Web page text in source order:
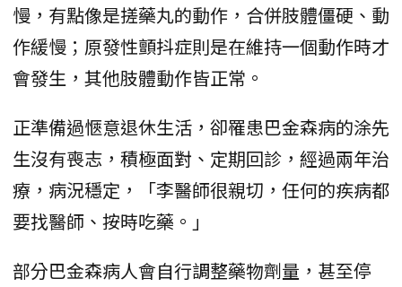
慢，有點像是搓藥丸的動作，合併肢體僵硬、動
作緩慢；原發性顫抖症則是在維持一個動作時才
會發生，其他肢體動作皆正常。
正準備過愜意退休生活，卻罹患巴金森病的涂先
生沒有喪志，積極面對、定期回診，經過兩年治
療，病況穩定，「李醫師很親切，任何的疾病都
要找醫師、按時吃藥。」
部分巴金森病人會自行調整藥物劑量，甚至停